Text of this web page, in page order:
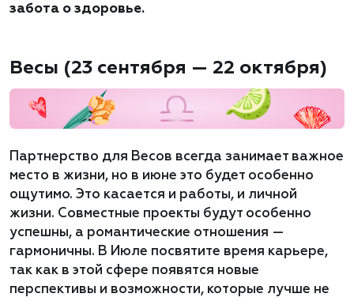
забота о здоровье.
Весы (23 сентября — 22 октября)
Партнерство для Весов всегда занимает важное
место в жизни, но в июне это будет особенно
ощутимо. Это касается и работы, и личной
жизни. Совместные проекты будут особенно
успешны, а романтические отношения —
гармоничны. В Июле посвятите время карьере,
так как в этой сфере появятся новые
перспективы и возможности, которые лучше не